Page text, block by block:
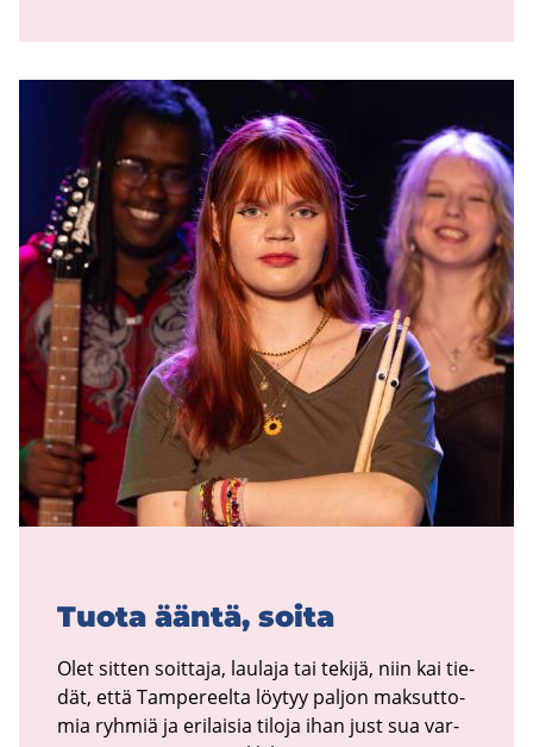
Tuota ääntä, soita
Olet sit­ten soit­ta­ja, lau­la­ja tai te­ki­jä, niin kai tie­
dät, että Tam­pe­reel­ta löy­tyy pal­jon mak­sut­to­
mia ryh­miä ja eri­lai­sia ti­lo­ja ihan just sua var­